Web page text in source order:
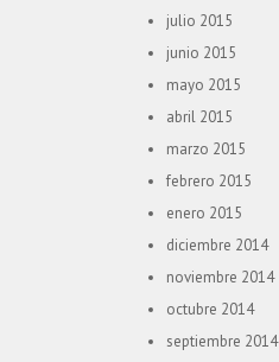
julio 2015
junio 2015
mayo 2015
abril 2015
marzo 2015
febrero 2015
enero 2015
diciembre 2014
noviembre 2014
octubre 2014
septiembre 2014